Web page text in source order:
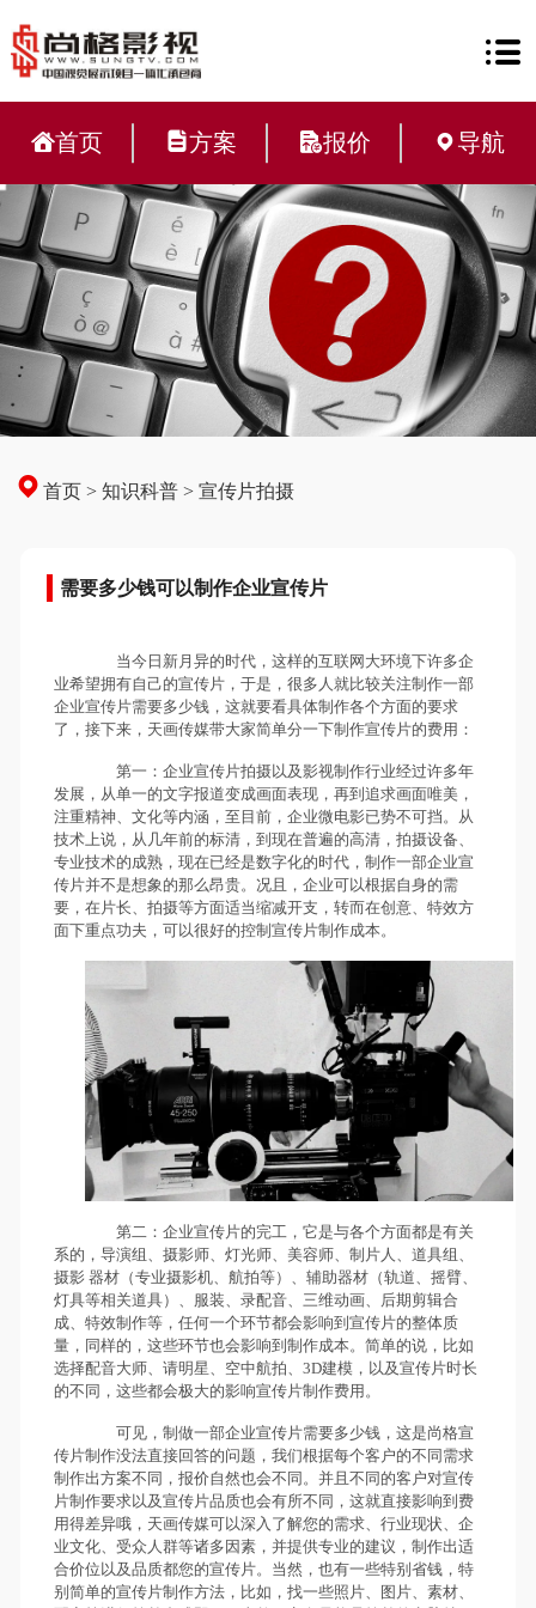
首页 方案 报价 导航
首页 >知识科普 >宣传片拍摄
需要多少钱可以制作企业宣传片
当今日新月异的时代，这样的互联网大环境下许多企
业希望拥有自己的宣传片，于是，很多人就比较关注制作一部
企业宣传片需要多少钱，这就要看具体制作各个方面的要求
了，接下来，天画传媒带大家简单分一下制作宣传片的费用：
第一：企业宣传片拍摄以及影视制作行业经过许多年
发展，从单一的文字报道变成画面表现，再到追求画面唯美，
注重精神、文化等内涵，至目前，企业微电影已势不可挡。从
技术上说，从几年前的标清，到现在普遍的高清，拍摄设备、
专业技术的成熟，现在已经是数字化的时代，制作一部企业宣
传片并不是想象的那么昂贵。况且，企业可以根据自身的需
要，在片长、拍摄等方面适当缩减开支，转而在创意、特效方
面下重点功夫，可以很好的控制宣传片制作成本。
第二：企业宣传片的完工，它是与各个方面都是有关
系的，导演组、摄影师、灯光师、美容师、制片人、道具组、
摄影 器材（专业摄影机、航拍等）、辅助器材（轨道、摇臂、
灯具等相关道具）、服装、录配音、三维动画、后期剪辑合
成、特效制作等，任何一个环节都会影响到宣传片的整体质
量，同样的，这些环节也会影响到制作成本。简单的说，比如
选择配音大师、请明星、空中航拍、3D建模，以及宣传片时长
的不同，这些都会极大的影响宣传片制作费用。
可见，制做一部企业宣传片需要多少钱，这是尚格宣
传片制作没法直接回答的问题，我们根据每个客户的不同需求
制作出方案不同，报价自然也会不同。并且不同的客户对宣传
片制作要求以及宣传片品质也会有所不同，这就直接影响到费
用得差异哦，天画传媒可以深入了解您的需求、行业现状、企
业文化、受众人群等诸多因素，并提供专业的建议，制作出适
合价位以及品质都您的宣传片。当然，也有一些特别省钱，特
别简单的宣传片制作方法，比如，找一些照片、图片、素材、